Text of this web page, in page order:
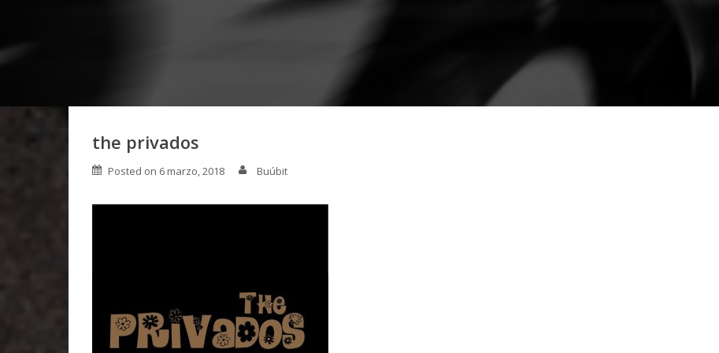
the privados
Posted on 6 marzo, 2018 Buúbit